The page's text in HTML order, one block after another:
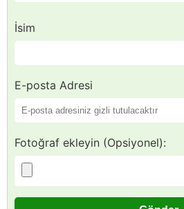
İsim
E-posta Adresi
Fotoğraf ekleyin (Opsiyonel):